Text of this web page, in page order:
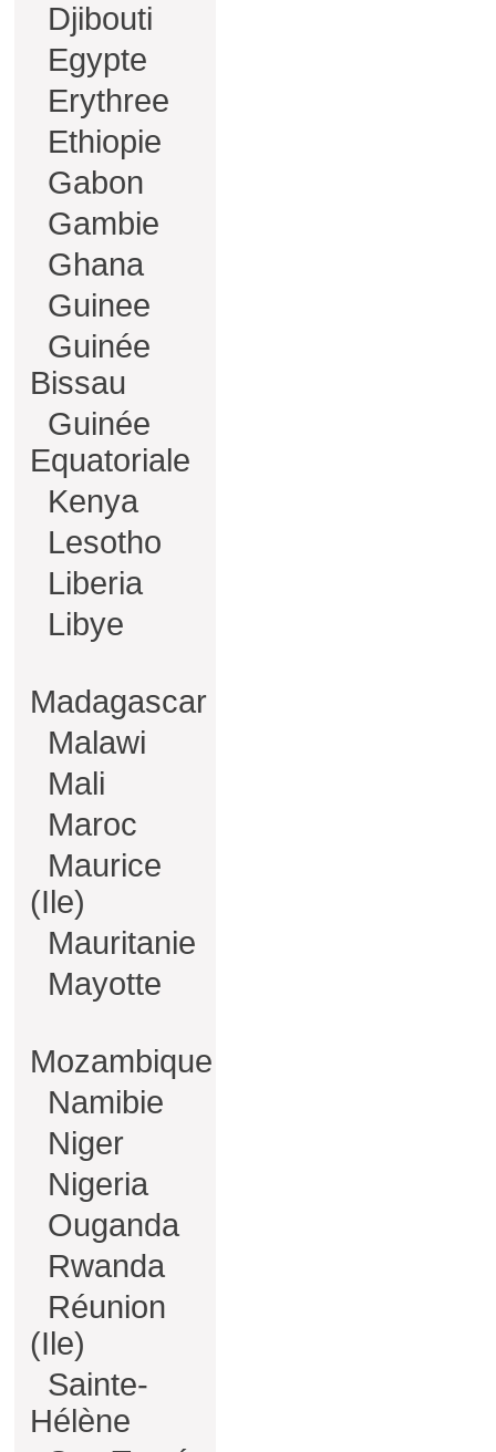
Djibouti
Egypte
Erythree
Ethiopie
Gabon
Gambie
Ghana
Guinee
Guinée
Bissau
Guinée
Equatoriale
Kenya
Lesotho
Liberia
Libye
Madagascar
Malawi
Mali
Maroc
Maurice
(Ile)
Mauritanie
Mayotte
Mozambique
Namibie
Niger
Nigeria
Ouganda
Rwanda
Réunion
(Ile)
Sainte-
Hélène